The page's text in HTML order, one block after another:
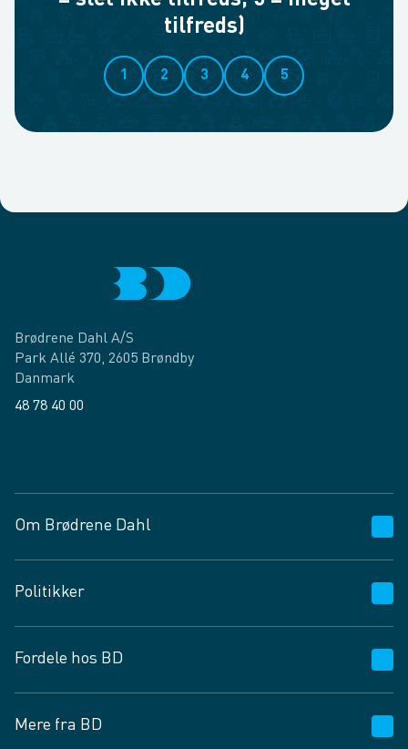
tilfreds)
1 2 3 4 5
Brødrene Dahl A/S
Park Allé 370, 2605 Brøndby
Danmark
48 78 40 00
Om Brødrene Dahl
Vagttelefon 30 10 89 89
Spørgsmål og svar
Job og karriere
Fødevarekontrolrapport
Politikker
Privatlivspolitik
Cookies
Vilkår og betingelser
Fordele hos BD
BD app
Mere fra BD